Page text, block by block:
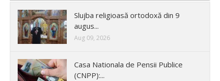
Slujba religioasă ortodoxă din 9
augus...
Aug 09, 2026
Casa Nationala de Pensii Publice
(CNPP):...